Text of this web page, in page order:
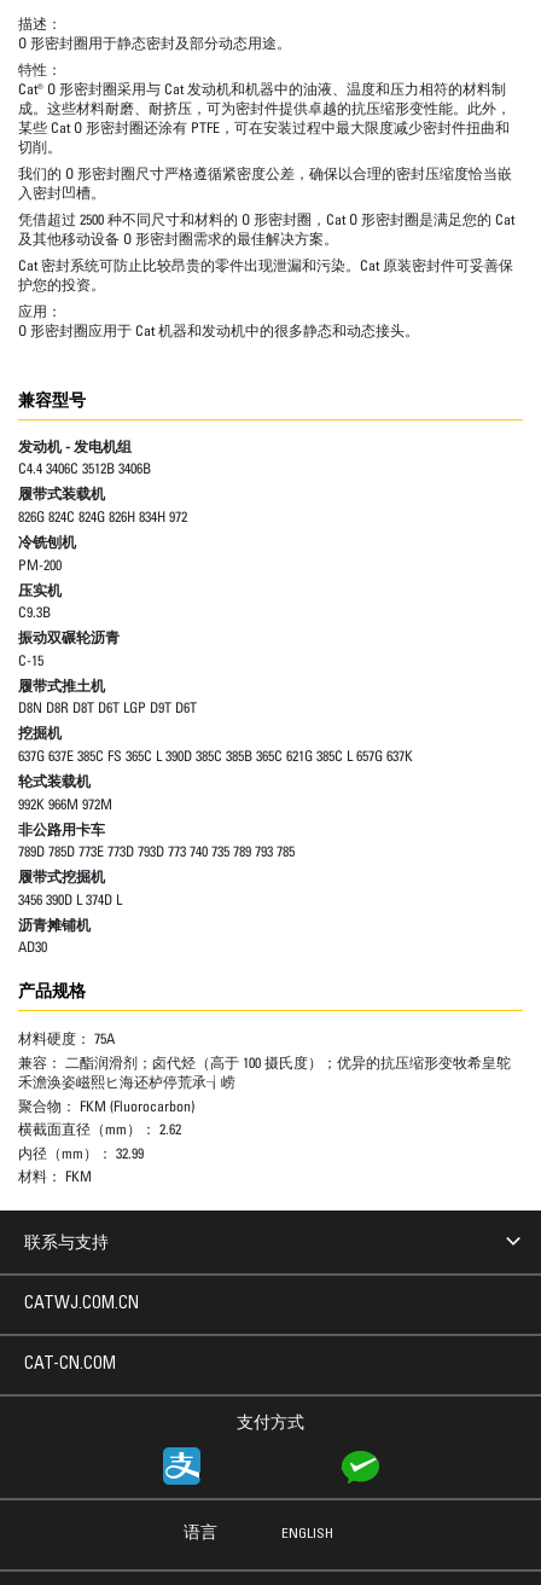
描述：
O 形密封圈用于静态密封及部分动态用途。
特性：
Cat® O 形密封圈采用与 Cat 发动机和机器中的油液、温度和压力相符的材料制
成。这些材料耐磨、耐挤压，可为密封件提供卓越的抗压缩形变性能。此外，
某些 Cat O 形密封圈还涂有 PTFE，可在安装过程中最大限度减少密封件扭曲和
切削。
我们的 O 形密封圈尺寸严格遵循紧密度公差，确保以合理的密封压缩度恰当嵌
入密封凹槽。
凭借超过 2500 种不同尺寸和材料的 O 形密封圈，Cat O 形密封圈是满足您的 Cat
及其他移动设备 O 形密封圈需求的最佳解决方案。
Cat 密封系统可防止比较昂贵的零件出现泄漏和污染。Cat 原装密封件可妥善保
护您的投资。
应用：
O 形密封圈应用于 Cat 机器和发动机中的很多静态和动态接头。
兼容型号
发动机 - 发电机组
C4.4 3406C 3512B 3406B
履带式装载机
826G 824C 824G 826H 834H 972
冷铣刨机
PM-200
压实机
C9.3B
振动双碾轮沥青
C-15
履带式推土机
D8N D8R D8T D6T LGP D9T D6T
挖掘机
637G 637E 385C FS 365C L 390D 385C 385B 365C 621G 385C L 657G 637K
轮式装载机
992K 966M 972M
非公路用卡车
789D 785D 773E 773D 793D 773 740 735 789 793 785
履带式挖掘机
3456 390D L 374D L
沥青摊铺机
AD30
产品规格
材料硬度： 75A
兼容： 二酯润滑剂；卤代烃（高于 100 摄氏度）；优异的抗压缩形变牧希皇鸵
禾澹涣姿嵫熙ヒ海还栌停荒承┧崂
聚合物： FKM (Fluorocarbon)
横截面直径（mm）： 2.62
内径（mm）： 32.99
材料： FKM
联系与支持
支付方式
CATWJ.COM.CN
CAT-CN.COM
语言 ENGLISH